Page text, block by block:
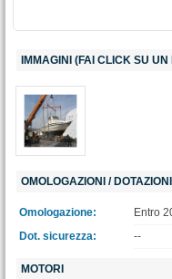
IMMAGINI (FAI CLICK SU
OMOLOGAZIONI /
Omologazione:
Entro
Dot. sicurezza:
--
MOTORI